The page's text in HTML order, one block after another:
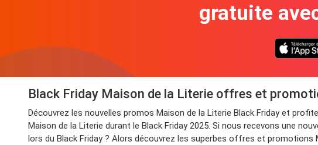
gratuite
Black Friday Maison de la Literie offres et
Découvrez les nouvelles promos Maison de la Literie Black Friday et
Maison de la Literie durant le Black Friday 2025. Si nous recevons une
lors du Black Friday ? Alors découvrez les superbes offres et